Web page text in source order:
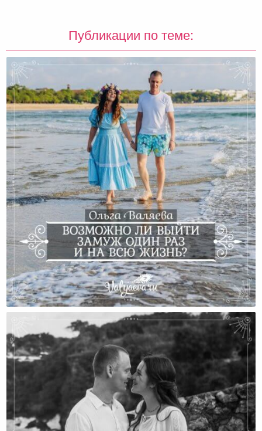
Публикации по теме:
Возможно Ли Выйти Замуж Один Раз И На Всю
Жизнь?